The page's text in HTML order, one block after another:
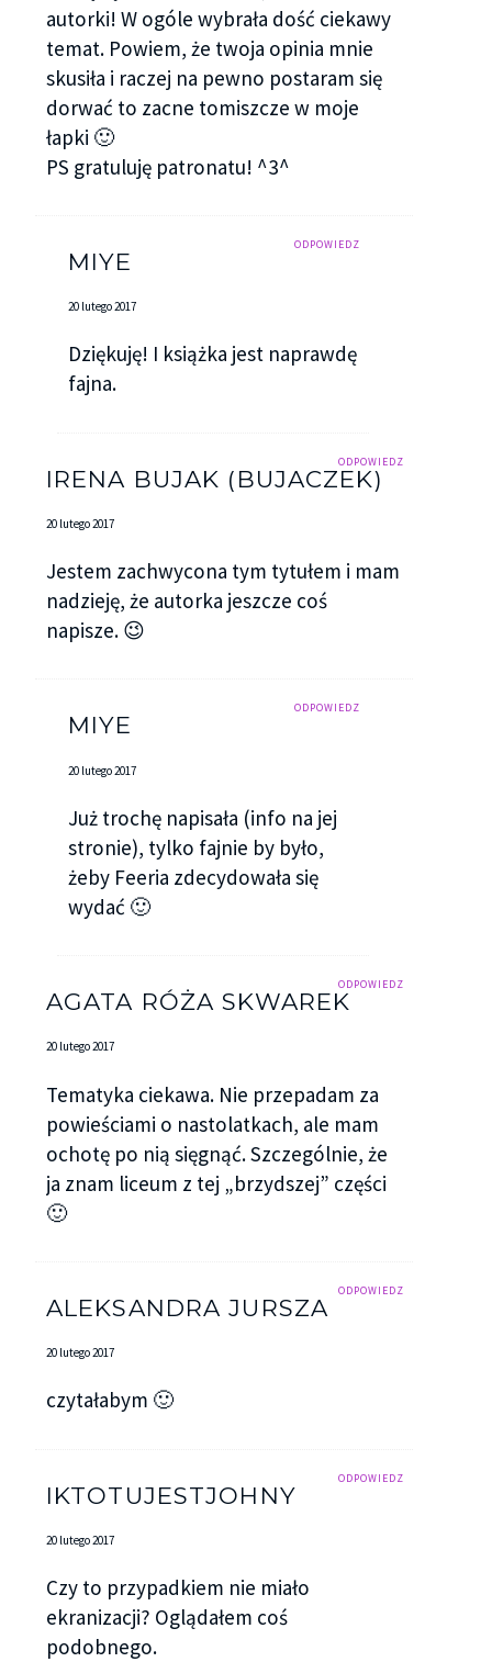
autorki! W ogóle wybrała dość ciekawy
temat. Powiem, że twoja opinia mnie
skusiła i raczej na pewno postaram się
dorwać to zacne tomiszcze w moje
łapki 🙂
PS gratuluję patronatu! ^3^
ODPOWIEDZ
MIYE
20 lutego 2017
Dziękuję! I książka jest naprawdę
fajna.
ODPOWIEDZ
IRENA BUJAK (BUJACZEK)
20 lutego 2017
Jestem zachwycona tym tytułem i mam
nadzieję, że autorka jeszcze coś
napisze. 😉
ODPOWIEDZ
MIYE
20 lutego 2017
Już trochę napisała (info na jej
stronie), tylko fajnie by było,
żeby Feeria zdecydowała się
wydać 🙂
ODPOWIEDZ
AGATA RÓŻA SKWAREK
20 lutego 2017
Tematyka ciekawa. Nie przepadam za
powieściami o nastolatkach, ale mam
ochotę po nią sięgnąć. Szczególnie, że
ja znam liceum z tej „brzydszej” części
🙂
ODPOWIEDZ
ALEKSANDRA JURSZA
20 lutego 2017
czytałabym 🙂
ODPOWIEDZ
IKTOTUJESTJOHNY
20 lutego 2017
Czy to przypadkiem nie miało
ekranizacji? Oglądałem coś
podobnego.